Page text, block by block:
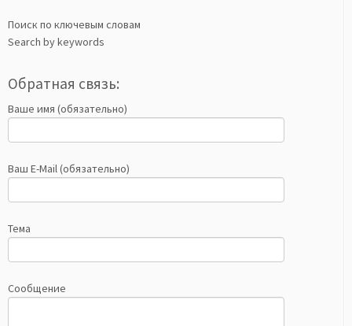
Поиск по ключевым словам
Search by keywords
Обратная связь:
Ваше имя (обязательно)
Ваш E-Mail (обязательно)
Тема
Сообщение